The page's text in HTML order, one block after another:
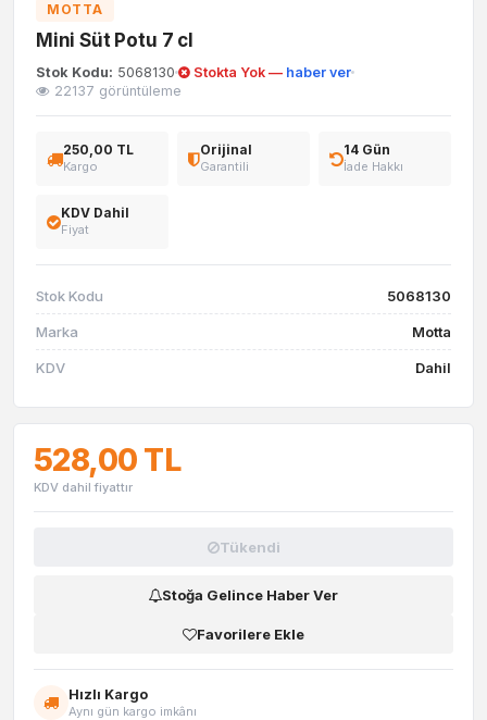
MOTTA
Mini Süt Potu 7 cl
Stok Kodu: 5068130 Stokta Yok — haber ver
22137 görüntüleme
250,00 TL
Kargo
Orijinal
Garantili
14 Gün
İade Hakkı
KDV Dahil
Fiyat
Stok Kodu 5068130
Marka Motta
KDV Dahil
528,00 TL
KDV dahil fiyattır
Tükendi
Stoğa Gelince Haber Ver
Favorilere Ekle
Hızlı Kargo
Aynı gün kargo imkânı